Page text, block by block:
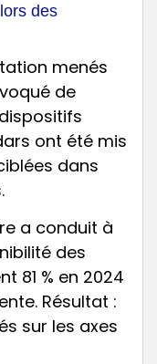
des
menés
de
ont été mis
dans
a conduit à
des
81 % en 2024
Résultat :
sur les axes